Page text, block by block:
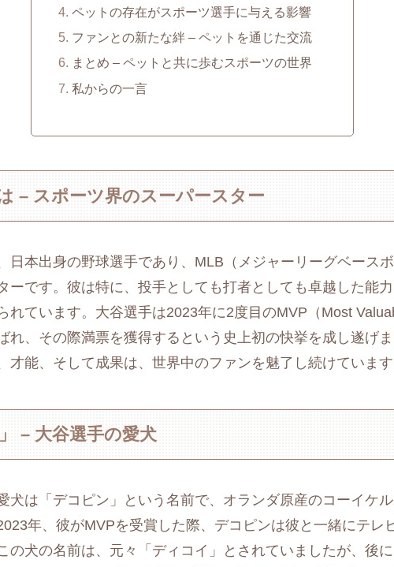
ペットの存在がスポーツ選手に与える影響
ファンとの新たな絆 – ペットを通じた交流
まとめ – ペットと共に歩むスポーツの世界
私からの一言
– スポーツ界のスーパースター
日本出身の野球選手であり、MLB（メジャーリーグベース
ーです。彼は特に、投手としても打者としても卓越した能
れています。大谷選手は2023年に2度目のMVP（Most
れ、その際満票を獲得するという史上初の快挙を成し遂げ
才能、そして成果は、世界中のファンを魅了し続けています
– 大谷選手の愛犬
犬は「デコピン」という名前で、オランダ原産のコーイケ
年、彼がMVPを受賞した際、デコピンは彼と一緒にテレ
の犬の名前は、元々「ディコイ」とされていましたが、後に